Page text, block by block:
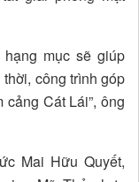
mục sẽ giúp
công trình góp
Cát Lái”, ông
Mai Hữu Quyết,